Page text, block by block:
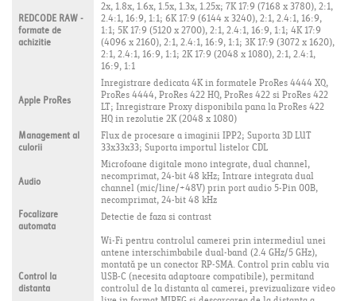
REDCODE RAW -
formate de
achizitie
2x, 1.8x, 1.6x, 1.5x, 1.3x, 1.25x; 7K 17:9 (7168 x 3780), 2:1,
2.4:1, 16:9, 1:1; 6K 17:9 (6144 x 3240), 2:1, 2.4:1, 16:9,
1:1; 5K 17:9 (5120 x 2700), 2:1, 2.4:1, 16:9, 1:1; 4K 17:9
(4096 x 2160), 2:1, 2.4:1, 16:9, 1:1; 3K 17:9 (3072 x 1620),
2:1, 2.4:1, 16:9, 1:1; 2K 17:9 (2048 x 1080), 2:1, 2.4:1,
16:9, 1:1
Apple ProRes
Inregistrare dedicata 4K in formatele ProRes 4444 XQ,
ProRes 4444, ProRes 422 HQ, ProRes 422 si ProRes 422
LT; Inregistrare Proxy disponibila pana la ProRes 422
HQ in rezolutie 2K (2048 x 1080)
Management al
culorii
Flux de procesare a imaginii IPP2; Suporta 3D LUT
33x33x33; Suporta importul listelor CDL
Audio
Microfoane digitale mono integrate, dual channel,
necomprimat, 24-bit 48 kHz; Intrare integrata dual
channel (mic/line/+48V) prin port audio 5-Pin 00B,
necomprimat, 24-bit 48 kHz
Focalizare
automata Detectie de faza si contrast
Control la
distanta
Wi-Fi pentru controlul camerei prin intermediul unei
antene interschimbabile dual-band (2.4 GHz/5 GHz),
montată pe un conector RP-SMA. Control prin cablu via
USB-C (necesita adaptoare compatibile), permitand
controlul de la distanta al camerei, previzualizare video